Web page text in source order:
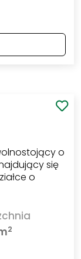
o
się
o
2